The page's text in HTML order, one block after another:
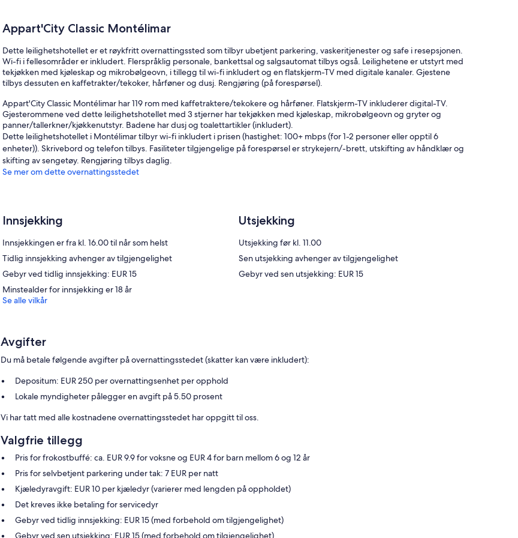
Appart'City Classic Montélimar
Dette leilighetshotellet er et røykfritt overnattingssted som tilbyr ubetjent parkering, vaskeritjenester og safe i resepsjonen.
Wi-fi i fellesområder er inkludert. Flerspråklig personale, bankettsal og salgsautomat tilbys også. Leilighetene er utstyrt med
tekjøkken med kjøleskap og mikrobølgeovn, i tillegg til wi-fi inkludert og en flatskjerm-TV med digitale kanaler. Gjestene
tilbys dessuten en kaffetrakter/tekoker, hårføner og dusj. Rengjøring (på forespørsel).
Appart'City Classic Montélimar har 119 rom med kaffetraktere/tekokere og hårføner. Flatskjerm-TV inkluderer digital-TV.
Gjesterommene ved dette leilighetshotellet med 3 stjerner har tekjøkken med kjøleskap, mikrobølgeovn og gryter og
panner/tallerkner/kjøkkenutstyr. Badene har dusj og toalettartikler (inkludert).
Dette leilighetshotellet i Montélimar tilbyr wi-fi inkludert i prisen (hastighet: 100+ mbps (for 1-2 personer eller opptil 6
enheter)). Skrivebord og telefon tilbys. Fasiliteter tilgjengelige på forespørsel er strykejern/-brett, utskifting av håndklær og
skifting av sengetøy. Rengjøring tilbys daglig.
Se mer om dette overnattingsstedet
Innsjekking
Innsjekkingen er fra kl. 16.00 til når som helst
Tidlig innsjekking avhenger av tilgjengelighet
Gebyr ved tidlig innsjekking: EUR 15
Minstealder for innsjekking er 18 år
Utsjekking
Utsjekking før kl. 11.00
Sen utsjekking avhenger av tilgjengelighet
Gebyr ved sen utsjekking: EUR 15
Se alle vilkår
Avgifter
Du må betale følgende avgifter på overnattingsstedet (skatter kan være inkludert):
Depositum: EUR 250 per overnattingsenhet per opphold
Lokale myndigheter pålegger en avgift på 5.50 prosent
Vi har tatt med alle kostnadene overnattingsstedet har oppgitt til oss.
Valgfrie tillegg
Pris for frokostbuffé: ca. EUR 9.9 for voksne og EUR 4 for barn mellom 6 og 12 år
Pris for selvbetjent parkering under tak: 7 EUR per natt
Kjæledyravgift: EUR 10 per kjæledyr (varierer med lengden på oppholdet)
Det kreves ikke betaling for servicedyr
Gebyr ved tidlig innsjekking: EUR 15 (med forbehold om tilgjengelighet)
Gebyr ved sen utsjekking: EUR 15 (med forbehold om tilgjengelighet)